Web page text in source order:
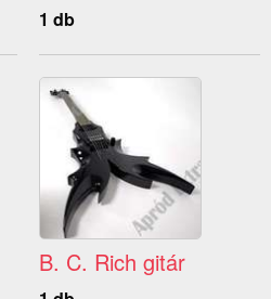
1 db
B. C. Rich gitár